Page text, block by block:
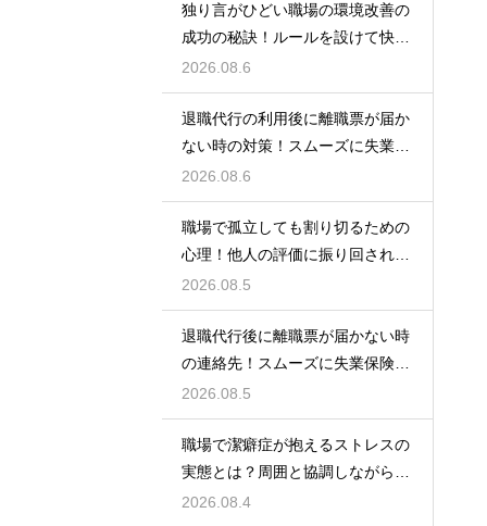
独り言がひどい職場の環境改善の
成功の秘訣！ルールを設けて快適
な空間を作る
2026.08.6
退職代行の利用後に離職票が届か
ない時の対策！スムーズに失業保
険をもらう
2026.08.6
職場で孤立しても割り切るための
心理！他人の評価に振り回されな
いための術
2026.08.5
退職代行後に離職票が届かない時
の連絡先！スムーズに失業保険を
もらう術
2026.08.5
職場で潔癖症が抱えるストレスの
実態とは？周囲と協調しながら快
適に働く術
2026.08.4